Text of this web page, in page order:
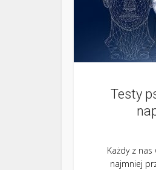
Testy
Każdy z
najmniej